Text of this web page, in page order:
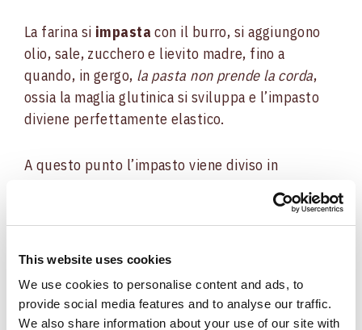
This website uses cookies
We use cookies to personalise content and ads, to
provide social media features and to analyse our traffic.
We also share information about your use of our site with
La farina si impasta con il burro, si aggiungono
olio, sale, zucchero e lievito madre, fino a
quando, in gergo, la pasta non prende la corda,
ossia la maglia glutinica si sviluppa e l’impasto
diviene perfettamente elastico.
A questo punto l’impasto viene diviso in
per conferire ai bagel la
classica forma aciambella.
I bagel sono immersi per qualche minuto
in
acqua bollente aromatizzatacon zucchero e
miele, ingredienti adatti a conferire il